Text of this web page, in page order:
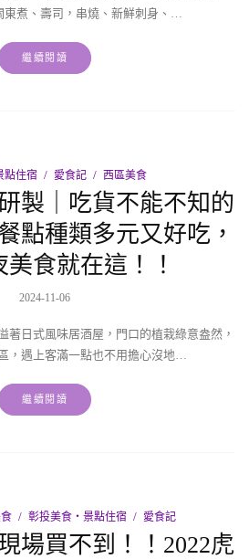
東煮、壽司，串燒、新鮮刺身、…
繼續閱讀
點住宿 愛食記 西區美食
製｜吃貨不能不知的
點種類多元又好吃，
食就在這！！
2024-11-06
著日式風味居酒屋，門口的植栽綠意盎然，
，遇上客滿一點也不用擔心沒地…
繼續閱讀
彰投美食‧景點住宿 愛食記
場買不到！！2022虎